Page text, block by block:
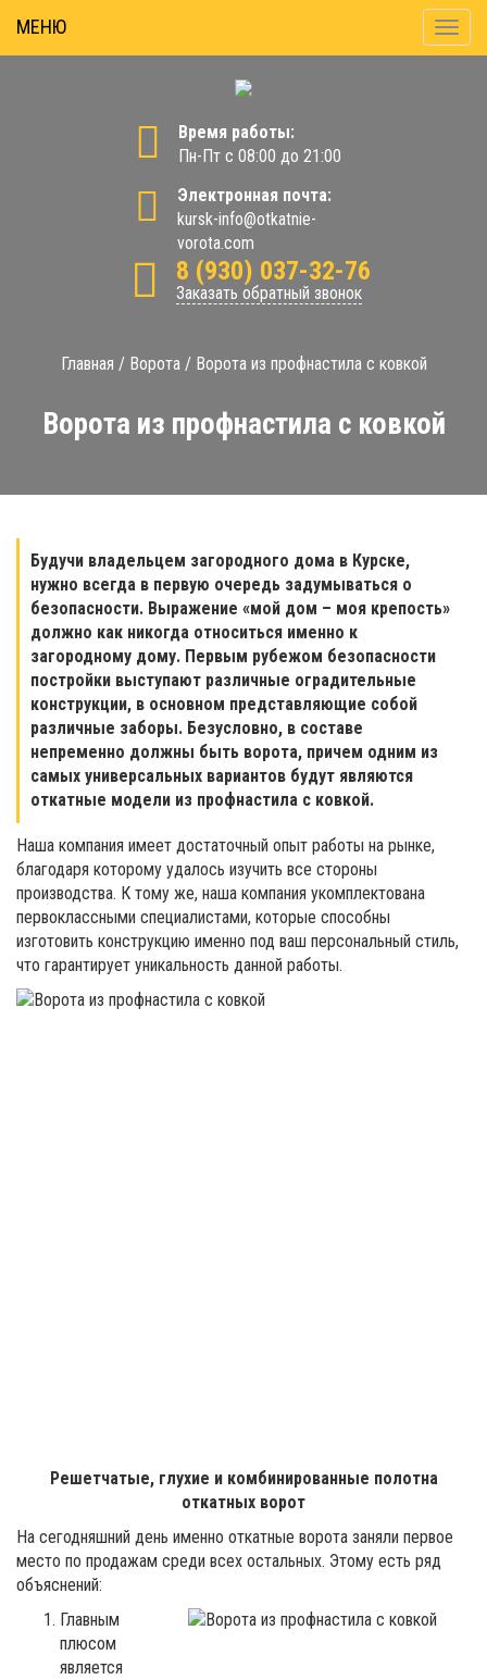
меню
МЕНЮ
Время работы:
Пн-Пт с 08:00 до 21:00
Электронная почта:
kursk-info@otkatnie-
vorota.com
8 (930) 037-32-76
Заказать обратный звонок
Главная / Ворота/ Ворота из профнастила с ковкой
Ворота из профнастила с ковкой
Будучи владельцем загородного дома в Курске,
нужно всегда в первую очередь задумываться о
безопасности. Выражение «мой дом – моя крепость»
должно как никогда относиться именно к
загородному дому. Первым рубежом безопасности
постройки выступают различные оградительные
конструкции, в основном представляющие собой
различные заборы. Безусловно, в составе
непременно должны быть ворота, причем одним из
самых универсальных вариантов будут являются
откатные модели из профнастила с ковкой.
Наша компания имеет достаточный опыт работы на рынке,
благодаря которому удалось изучить все стороны
производства. К тому же, наша компания укомплектована
первоклассными специалистами, которые способны
изготовить конструкцию именно под ваш персональный стиль,
что гарантирует уникальность данной работы.
Решетчатые, глухие и комбинированные полотна
откатных ворот
На сегодняшний день именно откатные ворота заняли первое
место по продажам среди всех остальных. Этому есть ряд
объяснений:
Главным
плюсом
является